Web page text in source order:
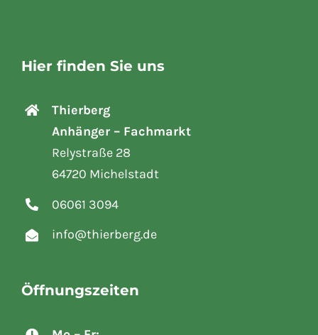
Hier finden Sie uns
Thierberg
Anhänger – Fachmarkt
Relystraße 28
64720 Michelstadt
06061 3094
info@thierberg.de
Öffnungszeiten
Mo – Fr: